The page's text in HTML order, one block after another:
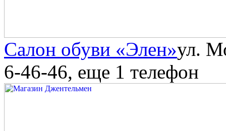
Салон обуви «Элен»ул.
6-46-46, еще 1 телефон